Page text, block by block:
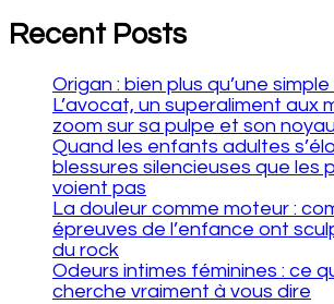
Recent Posts
Origan : bien plus qu’une
L’avocat, un superaliment aux
zoom sur sa pulpe et son noyau
Quand les enfants adultes
blessures silencieuses que les
voient pas
La douleur comme moteur :
épreuves de l’enfance ont
du rock
Odeurs intimes féminines : ce
cherche vraiment à vous dire